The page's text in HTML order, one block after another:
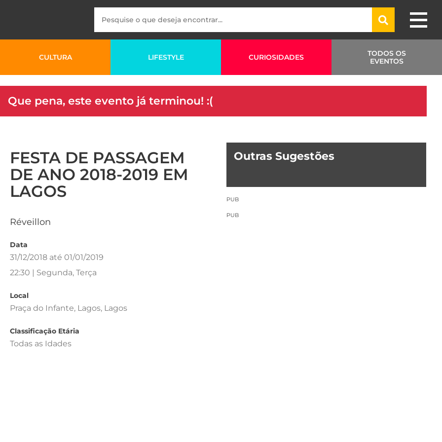
CULTURA LIFESTYLE CURIOSIDADES
TODOS OS
EVENTOS
Que pena, este evento já terminou! :(
FESTA DE PASSAGEM
DE ANO 2018-2019 EM
LAGOS
Réveillon
Data
31/12/2018 até 01/01/2019
22:30 | Segunda, Terça
Local
Praça do Infante, Lagos, Lagos
Classificação Etária
Todas as Idades
Outras Sugestões
PUB
PUB